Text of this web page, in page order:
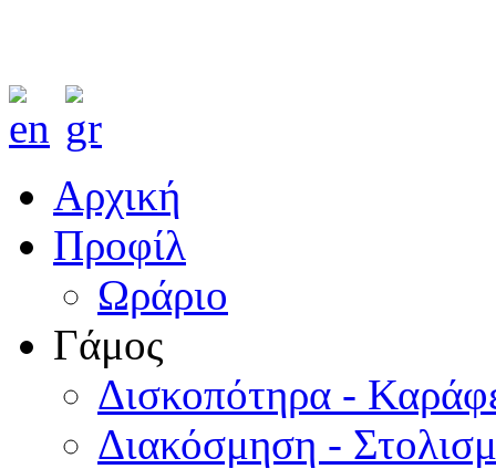
Αρχική
Προφίλ
Ωράριο
Γάμος
Δισκοπότηρα -
Διακόσμηση -